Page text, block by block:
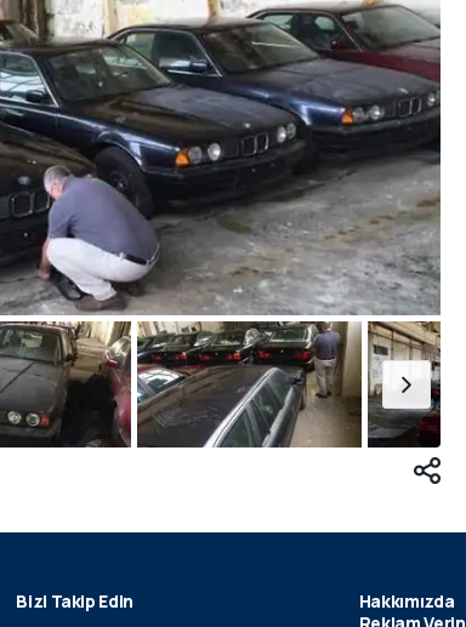
Bizi Takip Edin
Hakkımızda